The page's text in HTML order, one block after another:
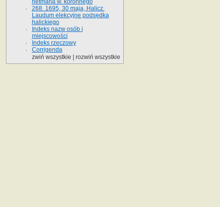
hetmana w. koronnego
268. 1695, 30 maja, Halicz.
Laudum elekcyjne podsędka
halickiego
Indeks nazw osób i
miejscowości
Indeks rzeczowy
Corrigenda
zwiń wszystkie
rozwiń wszystkie